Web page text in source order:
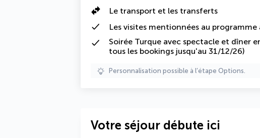
Le transport et les transferts
Les visites mentionnées au programme
Soirée Turque avec spectacle et dîner
tous les bookings jusqu'au 31/12/26)
Personnalisation possible à l’étape Options.
Votre séjour débute ici